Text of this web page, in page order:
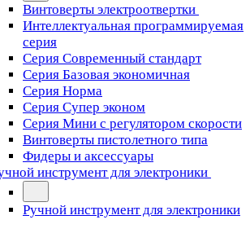
Винтоверты электроотвертки
Интеллектуальная программируемая
серия
Серия Современный стандарт
Серия Базовая экономичная
Серия Норма
Серия Cупер эконом
Серия Мини с регулятором скорости
Винтоверты пистолетного типа
Фидеры и аксессуары
инструмент для электроники
Ручной инструмент для электроники